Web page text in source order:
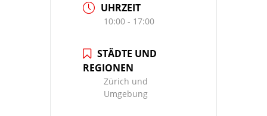
UHRZEIT
10:00 - 17:00
STÄDTE UND
REGIONEN
Zürich und
Umgebung